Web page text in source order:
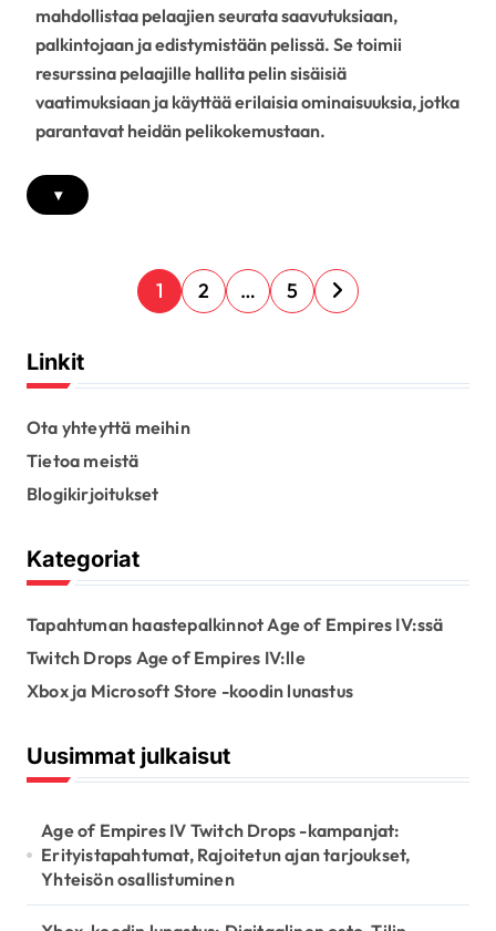
mahdollistaa pelaajien seurata saavutuksiaan,
palkintojaan ja edistymistään pelissä. Se toimii
resurssina pelaajille hallita pelin sisäisiä
vaatimuksiaan ja käyttää erilaisia ominaisuuksia, jotka
parantavat heidän pelikokemustaan.
▾
P
o
t
s
p
a
g
i
n
a
t
o
1 2 … 5
Linkit
Ota yhteyttä meihin
Tietoa meistä
Blogikirjoitukset
Kategoriat
Tapahtuman haastepalkinnot Age of Empires IV:ssä
Twitch Drops Age of Empires IV:lle
Xbox ja Microsoft Store -koodin lunastus
Uusimmat julkaisut
Age of Empires IV Twitch Drops -kampanjat:
Erityistapahtumat, Rajoitetun ajan tarjoukset,
Yhteisön osallistuminen